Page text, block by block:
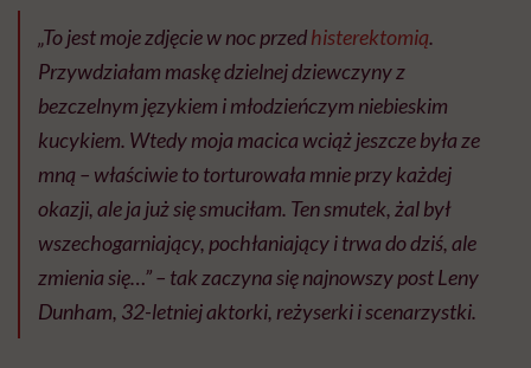
„To jest moje zdjęcie w noc przedhisterektomią.
Przywdziałam maskę dzielnej dziewczyny z
bezczelnym językiem i młodzieńczym niebieskim
kucykiem. Wtedy moja macica wciąż jeszcze była ze
mną – właściwie to torturowała mnie przy każdej
okazji, ale ja już się smuciłam. Ten smutek, żal był
wszechogarniający, pochłaniający i trwa do dziś, ale
zmienia się…” – tak zaczyna się najnowszy post Leny
Dunham, 32-letniej aktorki, reżyserki i scenarzystki.